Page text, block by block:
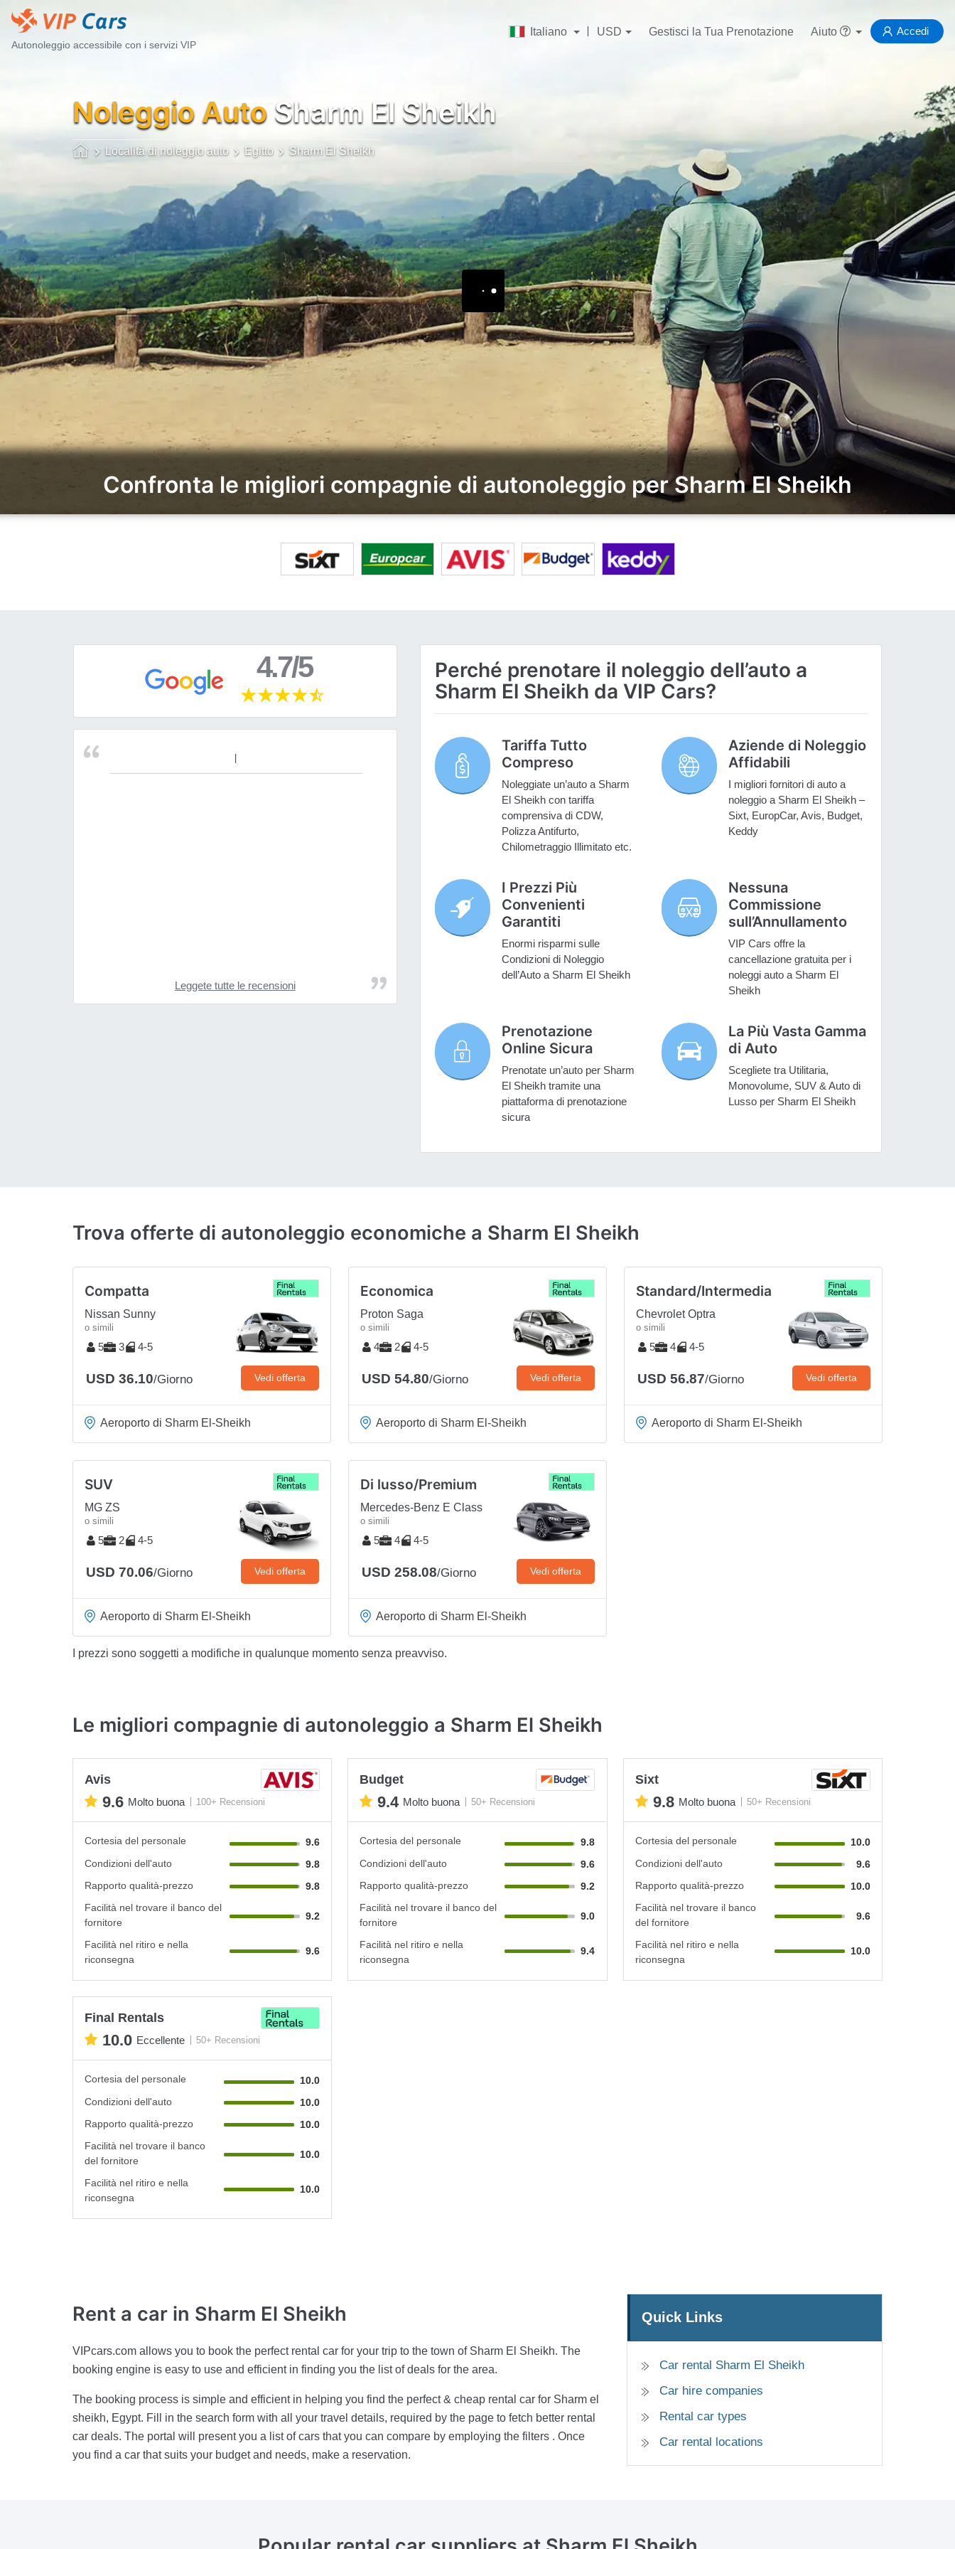
Autonoleggio accessibile con i servizi VIP
Italiano USD Gestisci la Tua Prenotazione Aiuto Accedi
Noleggio Auto Sharm El Sheikh
Località di noleggio auto Egitto Sharm El Sheikh
Confronta le migliori compagnie di autonoleggio per Sharm El Sheikh
4.7/5
Leggete tutte le recensioni
Perché prenotare il noleggio dell’auto a
Sharm El Sheikh da VIP Cars?
Tariffa Tutto
Compreso
Noleggiate un’auto a Sharm
El Sheikh con tariffa
comprensiva di CDW,
Polizza Antifurto,
Chilometraggio Illimitato etc.
Aziende di Noleggio
Affidabili
I migliori fornitori di auto a
noleggio a Sharm El Sheikh –
Sixt, EuropCar, Avis, Budget,
Keddy
I Prezzi Più
Convenienti
Garantiti
Enormi risparmi sulle
Condizioni di Noleggio
dell’Auto a Sharm El Sheikh
Nessuna
Commissione
sull’Annullamento
VIP Cars offre la
cancellazione gratuita per i
noleggi auto a Sharm El
Sheikh
Prenotazione
Online Sicura
Prenotate un’auto per Sharm
El Sheikh tramite una
piattaforma di prenotazione
sicura
La Più Vasta Gamma
di Auto
Scegliete tra Utilitaria,
Monovolume, SUV & Auto di
Lusso per Sharm El Sheikh
Trova offerte di autonoleggio economiche a Sharm El Sheikh
Compatta
Nissan Sunny
o simili
5 3 4-5
USD 36.10/Giorno Vedi offerta
Aeroporto di Sharm El-Sheikh
Economica
Proton Saga
o simili
4 2 4-5
USD 54.80/Giorno Vedi offerta
Aeroporto di Sharm El-Sheikh
Standard/Intermedia
Chevrolet Optra
o simili
5 4 4-5
USD 56.87/Giorno Vedi offerta
Aeroporto di Sharm El-Sheikh
SUV
MG ZS
o simili
5 2 4-5
USD 70.06/Giorno Vedi offerta
Aeroporto di Sharm El-Sheikh
Di lusso/Premium
Mercedes-Benz E Class
o simili
5 4 4-5
USD 258.08/Giorno Vedi offerta
Aeroporto di Sharm El-Sheikh
I prezzi sono soggetti a modifiche in qualunque momento senza preavviso.
Le migliori compagnie di autonoleggio a Sharm El Sheikh
Avis
9.6 Molto buona 100+ Recensioni
Cortesia del personale
9.6
Condizioni dell'auto
9.8
Rapporto qualità-prezzo
9.8
Facilità nel trovare il banco del
fornitore
9.2
Facilità nel ritiro e nella
riconsegna
9.6
Budget
9.4 Molto buona 50+ Recensioni
Cortesia del personale
9.8
Condizioni dell'auto
9.6
Rapporto qualità-prezzo
9.2
Facilità nel trovare il banco del
fornitore
9.0
Facilità nel ritiro e nella
riconsegna
9.4
Sixt
9.8 Molto buona 50+ Recensioni
Cortesia del personale
10.0
Condizioni dell'auto
9.6
Rapporto qualità-prezzo
10.0
Facilità nel trovare il banco
del fornitore
9.6
Facilità nel ritiro e nella
riconsegna
10.0
Final Rentals
10.0 Eccellente 50+ Recensioni
Cortesia del personale
10.0
Condizioni dell'auto
10.0
Rapporto qualità-prezzo
10.0
Facilità nel trovare il banco
del fornitore
10.0
Facilità nel ritiro e nella
riconsegna
10.0
Quick Links
Car rental Sharm El Sheikh
Car hire companies
Rental car types
Car rental locations
Rent a car in Sharm El Sheikh
VIPcars.com allows you to book the perfect rental car for your trip to the town of Sharm El Sheikh. The
booking engine is easy to use and efficient in finding you the list of deals for the area.
The booking process is simple and efficient in helping you find the perfect & cheap rental car for Sharm el
sheikh, Egypt. Fill in the search form with all your travel details, required by the page to fetch better rental
car deals. The portal will present you a list of cars that you can compare by employing the filters . Once
you find a car that suits your budget and needs, make a reservation.